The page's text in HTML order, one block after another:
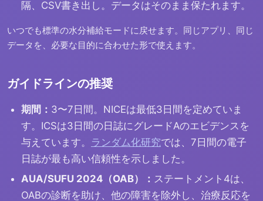
隔、CSV書き出し。データはそのまま保たれます。
いつでも標準の水分補給モードに戻せます。同じアプリ、同じ
データを、必要な目的に合わせた形で使えます。
ガイドラインの推奨
期間： 3〜7日間。NICEは最低3日間を定めていま
す。ICSは3日間の日誌にグレードAのエビデンスを
与えています。 ランダム化研究では、7日間の電子
日誌が最も高い信頼性を示しました。
AUA/SUFU 2024（OAB）： ステートメント4は、
OABの診断を助け、他の障害を除外し、治療反応を